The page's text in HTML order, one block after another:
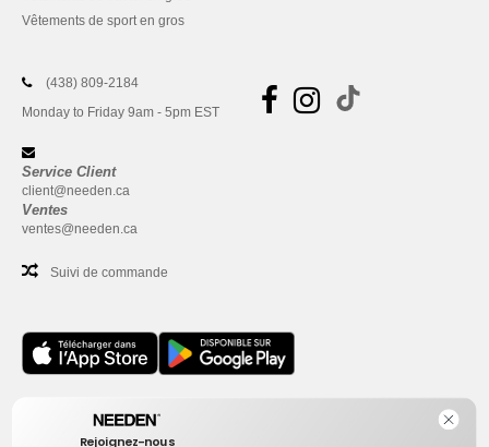
Vêtements de sport en gros
(438) 809-2184
Monday to Friday 9am - 5pm EST
Service Client
client@needen.ca
Ventes
ventes@needen.ca
Suivi de commande
Bureau
One Dundas Street West Suite 2500
Rejoignez-nous